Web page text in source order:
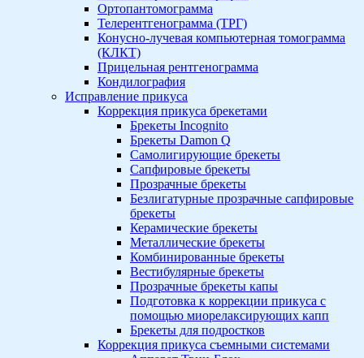
Ортопантомограмма
Телерентгенограмма (ТРГ)
Конусно-лучевая компьютерная томограмма
(КЛКТ)
Прицельная рентгенограмма
Кондилография
Исправление прикуса
Коррекция прикуса брекетами
Брекеты Incognito
Брекеты Damon Q
Самолигирующие брекеты
Сапфировые брекеты
Прозрачные брекеты
Безлигатурные прозрачные сапфировые
брекеты
Керамические брекеты
Металлические брекеты
Комбинированные брекеты
Вестибулярные брекеты
Прозрачные брекеты капы
Подготовка к коррекции прикуса с
помощью миорелаксирующих капп
Брекеты для подростков
Коррекция прикуса съемными системами